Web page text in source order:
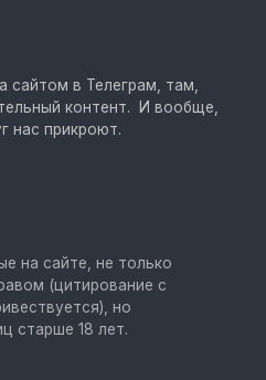
в Телеграм, там,
контент. И вообще,
нас прикроют.
на сайте, не только
(цитирование с
но
старше 18 лет.